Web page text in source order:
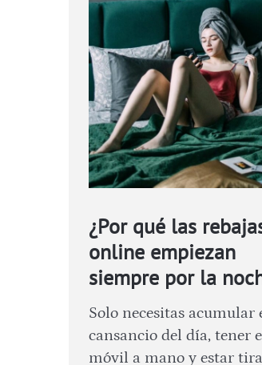
¿Por qué las
online empiezan
siempre por la
Solo necesitas acumular
cansancio del día, tener
móvil a mano y estar